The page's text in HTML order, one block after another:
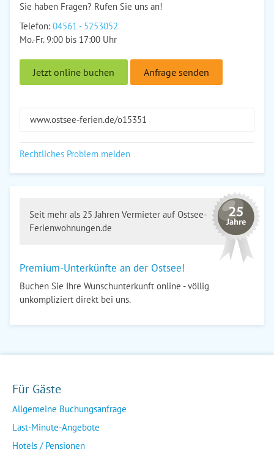
Sie haben Fragen? Rufen Sie uns an!
Telefon: 04561 - 5253052
Mo.-Fr. 9:00 bis 17:00 Uhr
Jetzt online buchen Anfrage senden
www.ostsee-ferien.de/o15351
Rechtliches Problem melden
Seit mehr als 25 Jahren Vermieter auf Ostsee-
Ferienwohnungen.de
Premium-Unterkünfte an der Ostsee!
Buchen Sie Ihre Wunschunterkunft online - völlig
unkompliziert direkt bei uns.
Für Gäste
Allgemeine Buchungsanfrage
Last-Minute-Angebote
Hotels / Pensionen